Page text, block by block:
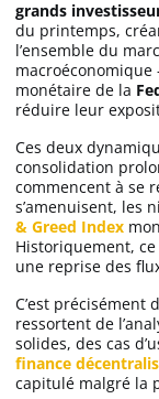
C’est
Investir
grands
du printemps,
l’ensemble du
monétaire de la
réduire leur
Ces deux
consolidation
commencent à se
s’amenuisent, les
& Greed Index
Historiquement,
une reprise des
C’est précisément
ressortent de
solides, des cas
finance
capitulé malgré la